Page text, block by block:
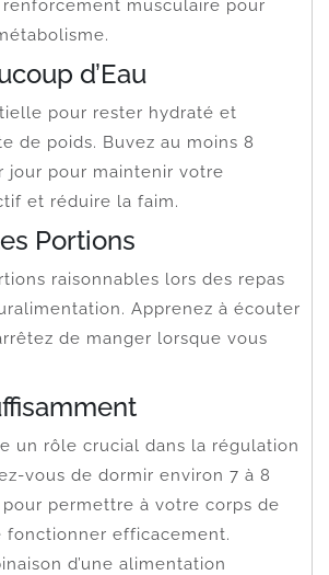
musculaire pour
d’Eau
pour rester hydraté et
de poids. Buvez au moins 8
jour pour maintenir votre
et réduire la faim.
Portions
raisonnables lors des repas
Apprenez à écouter
de manger lorsque vous
un rôle crucial dans la régulation
vous de dormir environ 7 à 8
permettre à votre corps de
fonctionner efficacement.
d’une alimentation